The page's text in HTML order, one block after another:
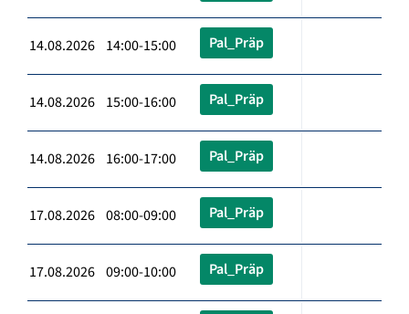
14.08.2026 14:00-15:00 Pal_Präp
14.08.2026 15:00-16:00 Pal_Präp
14.08.2026 16:00-17:00 Pal_Präp
17.08.2026 08:00-09:00 Pal_Präp
17.08.2026 09:00-10:00 Pal_Präp